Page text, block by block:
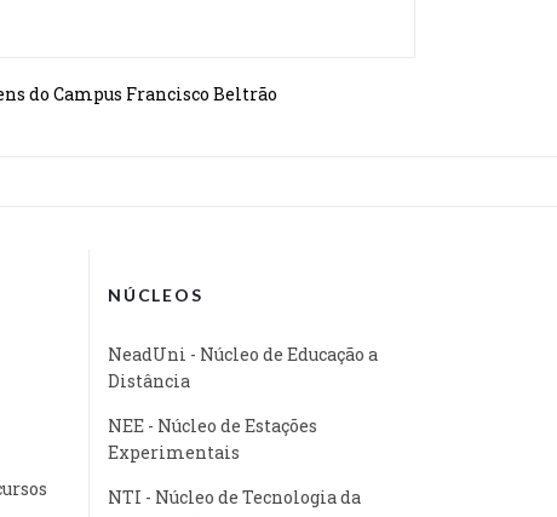
do Campus Francisco Beltrão
NÚCLEOS
NeadUni - Núcleo de Educação a
Distância
NEE - Núcleo de Estações
Experimentais
NTI - Núcleo de Tecnologia da